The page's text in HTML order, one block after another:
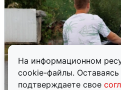
На информационном
cookie-файлы. Оставаясь
подтверждаете свое